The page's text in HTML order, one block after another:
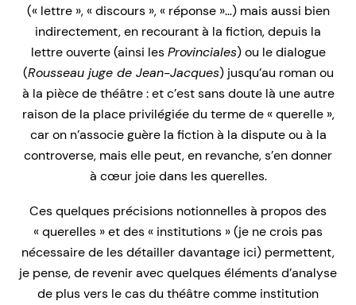
(« lettre », « discours », « réponse »…) mais aussi bien
indirectement, en recourant à la fiction, depuis la
lettre ouverte (ainsi lesProvinciales) ou le dialogue
(Rousseau juge de Jean-Jacques) jusqu’au roman ou
à la pièce de théâtre : et c’est sans doute là une autre
raison de la place privilégiée du terme de « querelle »,
car on n’associe guère la fiction à la dispute ou à la
controverse, mais elle peut, en revanche, s’en donner
à cœur joie dans les querelles.
Ces quelques précisions notionnelles à propos des
« querelles » et des « institutions » (je ne crois pas
nécessaire de les détailler davantage ici) permettent,
je pense, de revenir avec quelques éléments d’analyse
de plus vers le cas du théâtre comme institution